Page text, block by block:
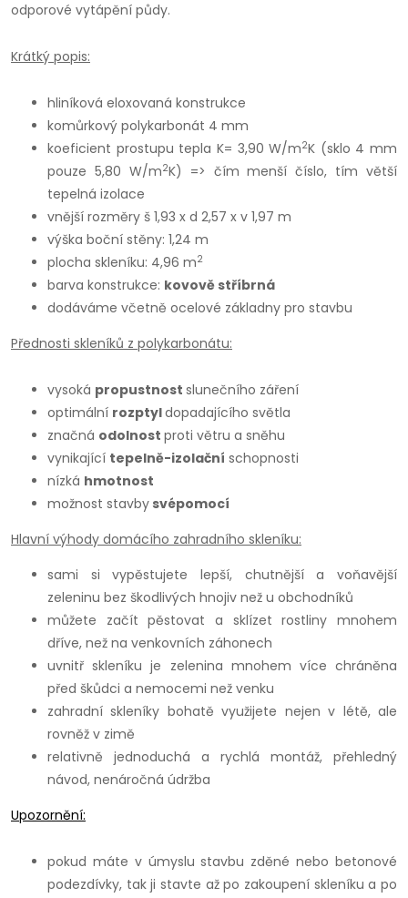
odporové vytápění půdy.
Krátký popis:
hliníková eloxovaná konstrukce
komůrkový polykarbonát 4 mm
koeficient prostupu tepla K= 3,90 W/m2K (sklo 4 mm
pouze 5,80 W/m2K) => čím menší číslo, tím větší
tepelná izolace
vnější rozměry š 1,93 x d 2,57 x v 1,97 m
výška boční stěny: 1,24 m
plocha skleníku: 4,96 m2
barva konstrukce: kovově stříbrná
dodáváme včetně ocelové základny pro stavbu
Přednosti skleníků z polykarbonátu:
vysoká propustnost slunečního záření
optimální rozptyldopadajícího světla
značná odolnost proti větru a sněhu
vynikající tepelně-izolační schopnosti
nízká hmotnost
možnost stavby svépomocí
Hlavní výhody domácího zahradního skleníku:
sami si vypěstujete lepší, chutnější a voňavější
zeleninu bez škodlivých hnojiv než u obchodníků
můžete začít pěstovat a sklízet rostliny mnohem
dříve, než na venkovních záhonech
uvnitř skleníku je zelenina mnohem více chráněna
před škůdci a nemocemi než venku
zahradní skleníky bohatě využijete nejen v létě, ale
rovněž v zimě
relativně jednoduchá a rychlá montáž, přehledný
návod, nenáročná údržba
Upozornění:
pokud máte v úmyslu stavbu zděné nebo betonové
podezdívky, tak ji stavte až po zakoupení skleníku a po